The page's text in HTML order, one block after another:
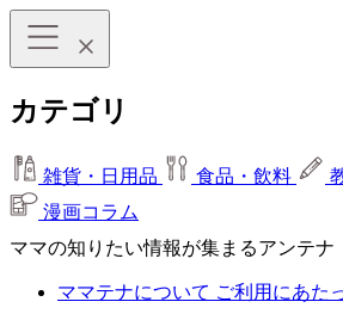
カテゴリ
雑貨・日用品 食品・飲料
漫画コラム
ママの知りたい情報が集まるアンテナ
ママテナについて ご利用にあた